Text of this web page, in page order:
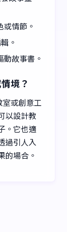
情節。
。
故事書。
境？
或創意工
以設計教
。它也適
過引人入
的場合。